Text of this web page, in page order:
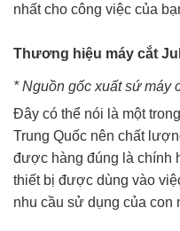
nhất cho công việc của
Thương hiệu máy cắt
* Nguồn gốc xuất sứ máy
Đây có thể nói là một
Trung Quốc nên chất
được hàng đúng là chính
thiết bị được dùng vào
nhu cầu sử dụng của con